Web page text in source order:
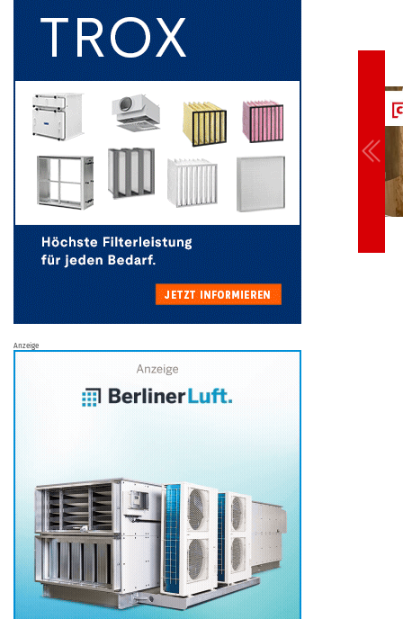
Anzeige